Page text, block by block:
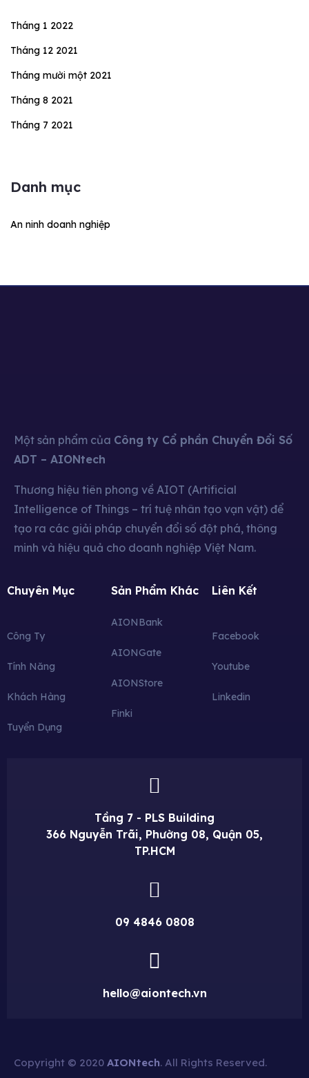
Tháng 1 2022
Tháng 12 2021
Tháng mười một 2021
Tháng 8 2021
Tháng 7 2021
Danh mục
An ninh doanh nghiệp
Một sản phẩm của Công ty Cổ phần Chuyển Đổi Số
ADT – AIONtech
Thương hiệu tiên phong về AIOT (Artificial
Intelligence of Things – trí tuệ nhân tạo vạn vật) để
tạo ra các giải pháp chuyển đổi số đột phá, thông
minh và hiệu quả cho doanh nghiệp Việt Nam.
Chuyên Mục
Công Ty
Tính Năng
Khách Hàng
Tuyển Dụng
Sản Phẩm Khác
AIONBank
AIONGate
AIONStore
Finki
Liên Kết
Facebook
Youtube
Linkedin
Tầng 7 - PLS Building
366 Nguyễn Trãi, Phường 08, Quận 05,
TP.HCM
09 4846 0808
hello@aiontech.vn
Copyright © 2020 AIONtech. All Rights Reserved.